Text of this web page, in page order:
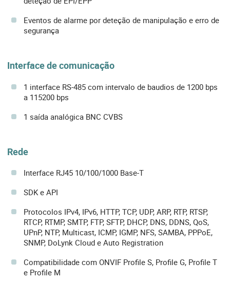
Eventos de alarme por deteção de manipulação e erro de
segurança
Interface de comunicação
1 interface RS-485 com intervalo de baudios de 1200 bps
a 115200 bps
1 saída analógica BNC CVBS
Rede
Interface RJ45 10/100/1000 Base-T
SDK e API
Protocolos IPv4, IPv6, HTTP, TCP, UDP, ARP, RTP, RTSP,
RTCP, RTMP, SMTP, FTP, SFTP, DHCP, DNS, DDNS, QoS,
UPnP, NTP, Multicast, ICMP, IGMP, NFS, SAMBA, PPPoE,
SNMP, DoLynk Cloud e Auto Registration
Compatibilidade com ONVIF Profile S, Profile G, Profile T
e Profile M